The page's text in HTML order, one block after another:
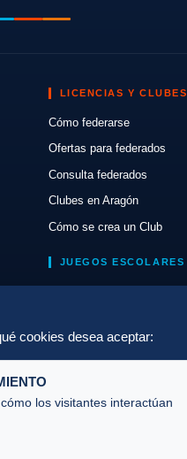
LICENCIAS Y CLUBES
Cómo federarse
Ofertas para federados
Consulta federados
Clubes en Aragón
Cómo se crea un Club
JUEGOS ESCOLARES
cookies desea aceptar:
los visitantes interactúan